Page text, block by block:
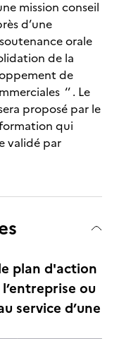
mission conseil
d’une
orale
de la
de
‘’ . Le
proposé par le
qui
validé par
plan d'action
ou
service d’une